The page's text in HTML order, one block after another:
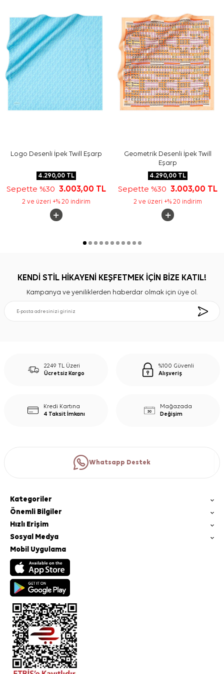
izleyiniz. İpek ve hassas eşarplarda elde hassas bakım
veya leke temizliği gerektiğinde
Aker İpek Eşarp
Şampuanıkullanabilirsiniz.
Sıkça Sorulan Sorular
Pudra İpek Kare Yaprak Desenli Eşarp hangi ölçüdedir?
Bu ipek eşarp hangi renklerle kombinlenir?
Desen görünümü nasıldır?
Bu eşarp hangi kullanım alanları için uygundur?
Logo Desenli İpek Twill Eşarp
4.290,00TL
Sepette %30 3.003,00 TL
2 ve üzeri +% 20 indirim
Geometrik Desenli İpek Twill
Eşarp
4.290,00 TL
Sepette %303.003,00 TL
2 ve üzeri +% 20 indirim
KENDİ STİL HİKAYENİ KEŞFETMEK İÇİN BİZE KATIL!
Kampanya ve yeniliklerden haberdar olmak için üye ol.
2249 TL Üzeri
Ücretsiz Kargo
%100 Güvenli
Alışveriş
Kredi Kartına
4 Taksit İmkanı
Mağazada
Değişim
Whatsapp Destek
Kategoriler
Önemli Bilgiler
Hızlı Erişim
Sosyal Medya
Mobil Uygulama